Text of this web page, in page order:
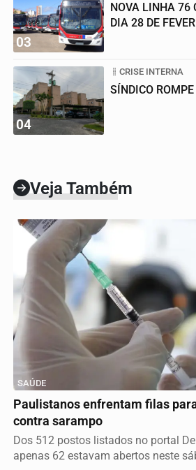
03
NOVA LINHA 76
DIA 28 DE
04
CRISE INTERNA
SÍNDICO
Veja Também
SAÚDE
Paulistanos enfrentam filas
contra sarampo
Dos 512 postos listados no portal
apenas 62 estavam abertos neste